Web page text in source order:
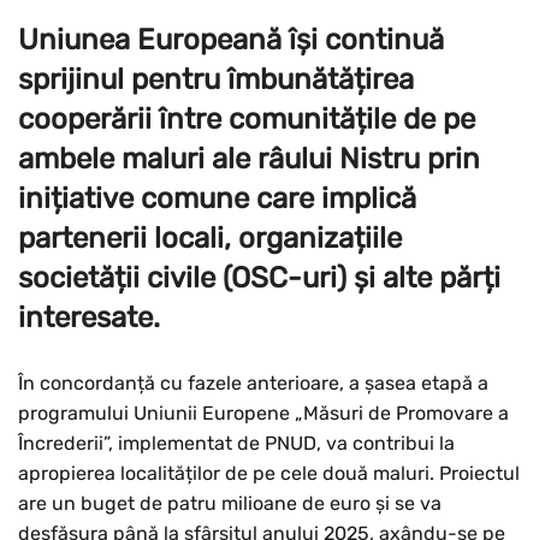
Uniunea Europeană își continuă
sprijinul pentru îmbunătățirea
cooperării între comunitățile de pe
ambele maluri ale râului Nistru prin
inițiative comune care implică
partenerii locali, organizațiile
societății civile (OSC-uri) și alte părți
interesate.
În concordanță cu fazele anterioare, a șasea etapă a
programului Uniunii Europene „Măsuri de Promovare a
Încrederii”, implementat de PNUD, va contribui la
apropierea localităților de pe cele două maluri. Proiectul
are un buget de patru milioane de euro și se va
desfășura până la sfârșitul anului 2025, axându-se pe